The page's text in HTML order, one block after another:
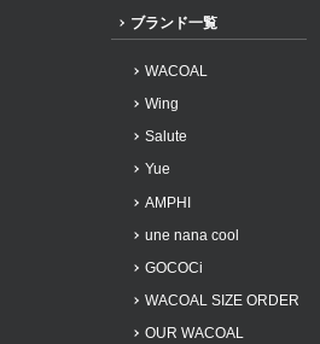
ブランド一覧
WACOAL
Wing
Salute
Yue
AMPHI
une nana cool
GOCOCi
WACOAL SIZE ORDER
OUR WACOAL